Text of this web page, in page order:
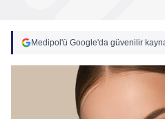
Medipol'ü Google'da güvenilir